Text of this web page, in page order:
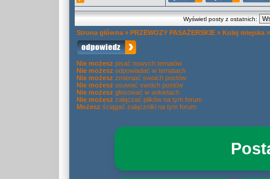
Wyświetl posty z ostatnich:
Strona główna » PRZEWOZY PASAŻERSKIE » Kolej miejska
Nie możesz pisać nowych tematów
Nie możesz odpowiadać w tematach
Nie możesz zmieniać swoich postów
Nie możesz usuwać swoich postów
Nie możesz głosować w ankietach
Nie możesz załączać plików na tym forum
Możesz ściągać załączniki na tym forum